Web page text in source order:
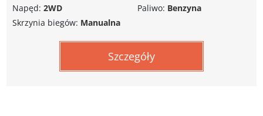
Napęd: 2WD
Paliwo: Benzyna
Skrzynia biegów: Manualna
Szczegóły